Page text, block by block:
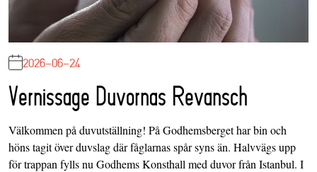
2026-06-24
Vernissage Duvornas Revansch
Välkommen på duvutställning! På Godhemsberget har bin och
höns tagit över duvslag där fåglarnas spår syns än. Halvvägs upp
för trappan fylls nu Godhems Konsthall med duvor från Istanbul. I